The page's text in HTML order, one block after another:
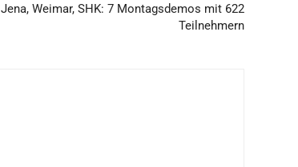
Jena, Weimar, SHK: 7 Montagsdemos mit 622
Teilnehmern